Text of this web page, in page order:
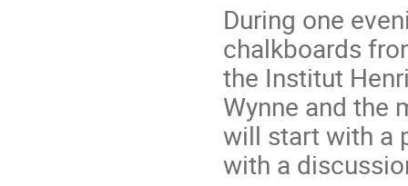
During one
chalkboards
the Institut
Wynne and the
will start with a
with a